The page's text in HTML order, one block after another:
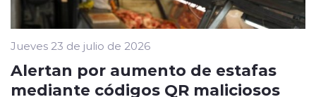
Jueves 23 de julio de 2026
Alertan por aumento de estafas
mediante códigos QR maliciosos